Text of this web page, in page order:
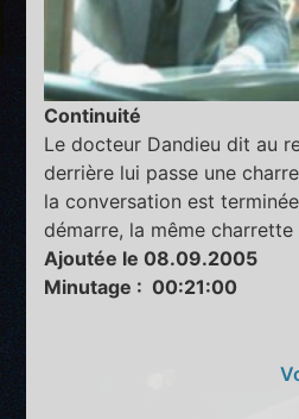
Continuité
Le docteur Dandieu dit au
derrière lui passe une
la conversation est
démarre, la même charrette
Ajoutée le 08.09.2005
Minutage : 00:21:00